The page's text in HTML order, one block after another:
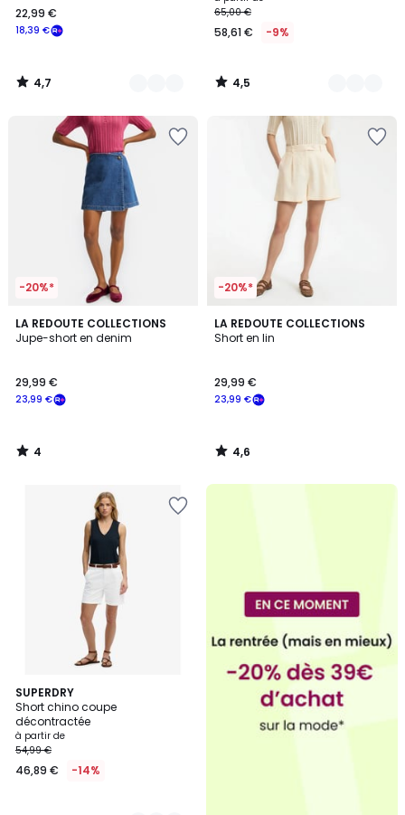
€
souscrivez
notre
programme
18,39 €
22,99 €
4,7
/
65,00 €
58,61 € -9%
4,5
/
-20%*
LA REDOUTE COLLECTIONS
Jupe-short en denim
23,99 €
29,99 €
4
/
4
/
-20%*
LA REDOUTE COLLECTIONS
Short en lin
23,99 €
29,99 €
4,6
/ 5
4,6
/
SUPERDRY
Short chino coupe
décontractée
à partir de
54,99 €
46,89 € -14%
4
Couleurs